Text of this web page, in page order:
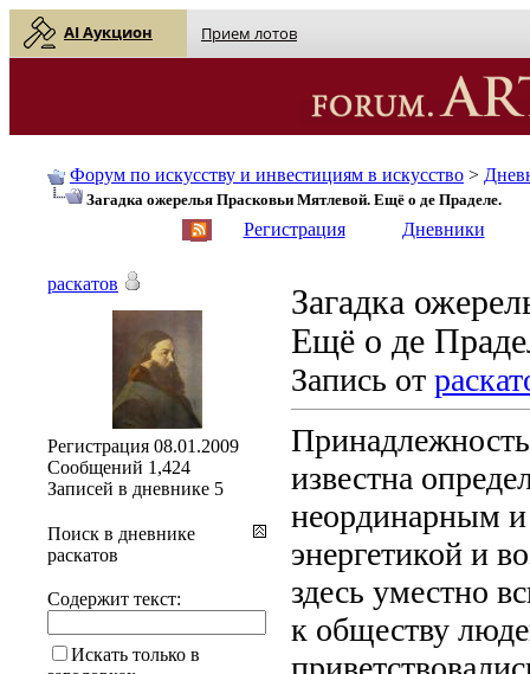
AI Аукцион Прием лотов
Форум по искусству и инвестициям в искусство >
Загадка ожерелья Прасковьи Мятлевой. Ещё о де Праделе.
Регистрация Дневники
Загадка
Ещё о де
Запись от
известна
неординарным
энергетикой и
здесь уместно
к обществу
раскатов
Регистрация 08.01.2009
Сообщений 1,424
Записей в дневнике 5
Поиск в дневнике
раскатов
Содержит текст:
Искать только в